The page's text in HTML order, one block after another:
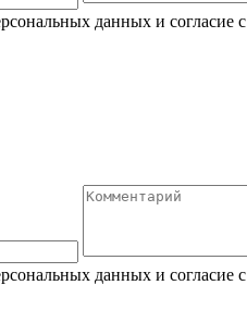
данных и согласие с
данных и согласие с